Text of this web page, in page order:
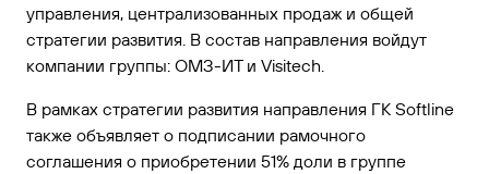
управления, централизованных продаж и общей
стратегии развития. В состав направления войдут
компании группы: ОМЗ-ИТ и Visitech.
В рамках стратегии развития направления ГК Softline
также объявляет о подписании рамочного
соглашения о приобретении 51% доли в группе